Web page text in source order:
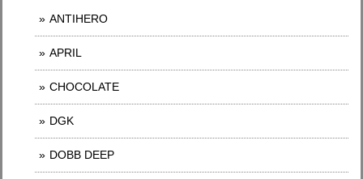
ANTIHERO
APRIL
CHOCOLATE
DGK
DOBB DEEP